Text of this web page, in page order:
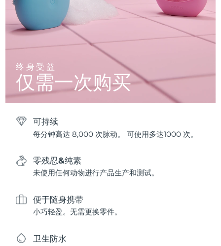
终身受益
仅需一次购买
可持续
每分钟高达 8,000 次脉动。 可使用多达1000 次。
零残忍&纯素
未使用任何动物进行产品生产和测试。
便于随身携带
小巧轻盈。无需更换零件。
卫生防水